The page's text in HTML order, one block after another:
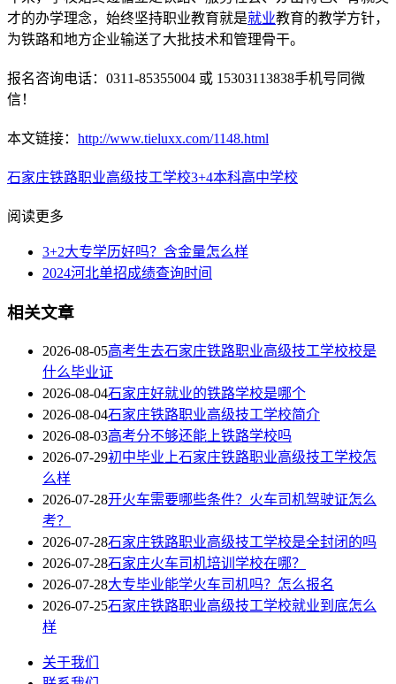
才的办学理念，始终坚持职业教育就是就业教育的教学方针，
为铁路和地方企业输送了大批技术和管理骨干。
报名咨询电话：0311-85355004 或 15303113838手机号同微
信！
本文链接： http://www.tieluxx.com/1148.html
石家庄铁路职业高级技工学校3+4本科高中学校
阅读更多
3+2大专学历好吗？含金量怎么样
2024河北单招成绩查询时间
相关文章
2026-08-05高考生去石家庄铁路职业高级技工学校校是
什么毕业证
2026-08-04石家庄好就业的铁路学校是哪个
2026-08-04石家庄铁路职业高级技工学校简介
2026-08-03高考分不够还能上铁路学校吗
2026-07-29初中毕业上石家庄铁路职业高级技工学校怎
么样
2026-07-28开火车需要哪些条件？火车司机驾驶证怎么
考？
2026-07-28石家庄铁路职业高级技工学校是全封闭的吗
2026-07-28石家庄火车司机培训学校在哪？
2026-07-28大专毕业能学火车司机吗？怎么报名
2026-07-25石家庄铁路职业高级技工学校就业到底怎么
样
关于我们